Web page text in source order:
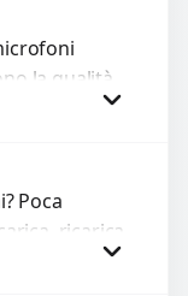
la qualità
Poca
ricarica